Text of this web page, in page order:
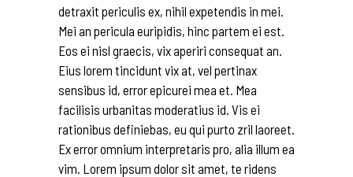
detraxit periculis ex, nihil expetendis in mei.
Mei an pericula euripidis, hinc partem ei est.
Eos ei nisl graecis, vix aperiri consequat an.
Eius lorem tincidunt vix at, vel pertinax
sensibus id, error epicurei mea et. Mea
facilisis urbanitas moderatius id. Vis ei
rationibus definiebas, eu qui purto zril laoreet.
Ex error omnium interpretaris pro, alia illum ea
vim. Lorem ipsum dolor sit amet, te ridens